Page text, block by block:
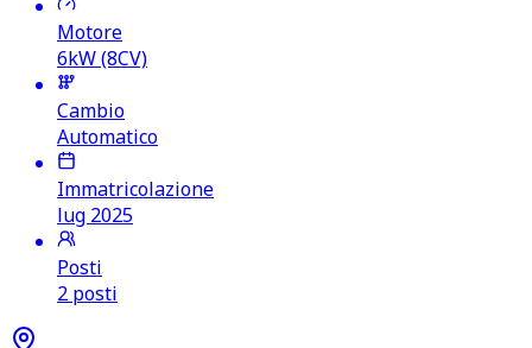
Motore
6kW (8CV)
Cambio
Automatico
Immatricolazione
lug 2025
Posti
2 posti